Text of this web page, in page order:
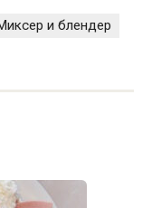
и блендер